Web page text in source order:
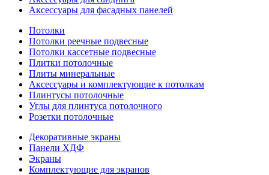
Аксессуары для фасадных панелей
Потолки
Потолки реечные подвесные
Потолки кассетные подвесные
Плитки потолочные
Плиты минеральные
Аксессуары и комплектующие к потолкам
Плинтусы потолочные
Углы для плинтуса потолочного
Розетки потолочные
Декоративные экраны
Панели ХДФ
Экраны
Комплектующие для экранов